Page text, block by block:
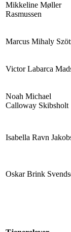
Mikkeline Møller
Rasmussen
Marcus Mihaly
Victor Labarca
Noah Michael
Calloway Skibsholt
Isabella Ravn
Oskar Brink